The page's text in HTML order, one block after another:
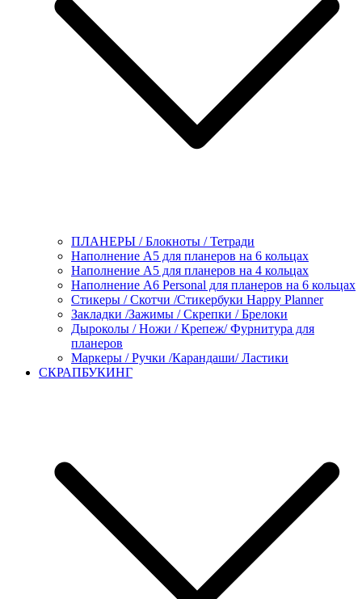
ПЛАНЕРЫ / Блокноты / Тетради
Наполнение А5 для планеров на 6 кольцах
Наполнение А5 для планеров на 4 кольцах
Наполнение А6 Personal для планеров на 6 кольцах
Стикеры / Скотчи /Стикербуки Happy Planner
Закладки /Зажимы / Скрепки / Брелоки
Дыроколы / Ножи / Крепеж/ Фурнитура для
планеров
Маркеры / Ручки /Карандаши/ Ластики
СКРАПБУКИНГ